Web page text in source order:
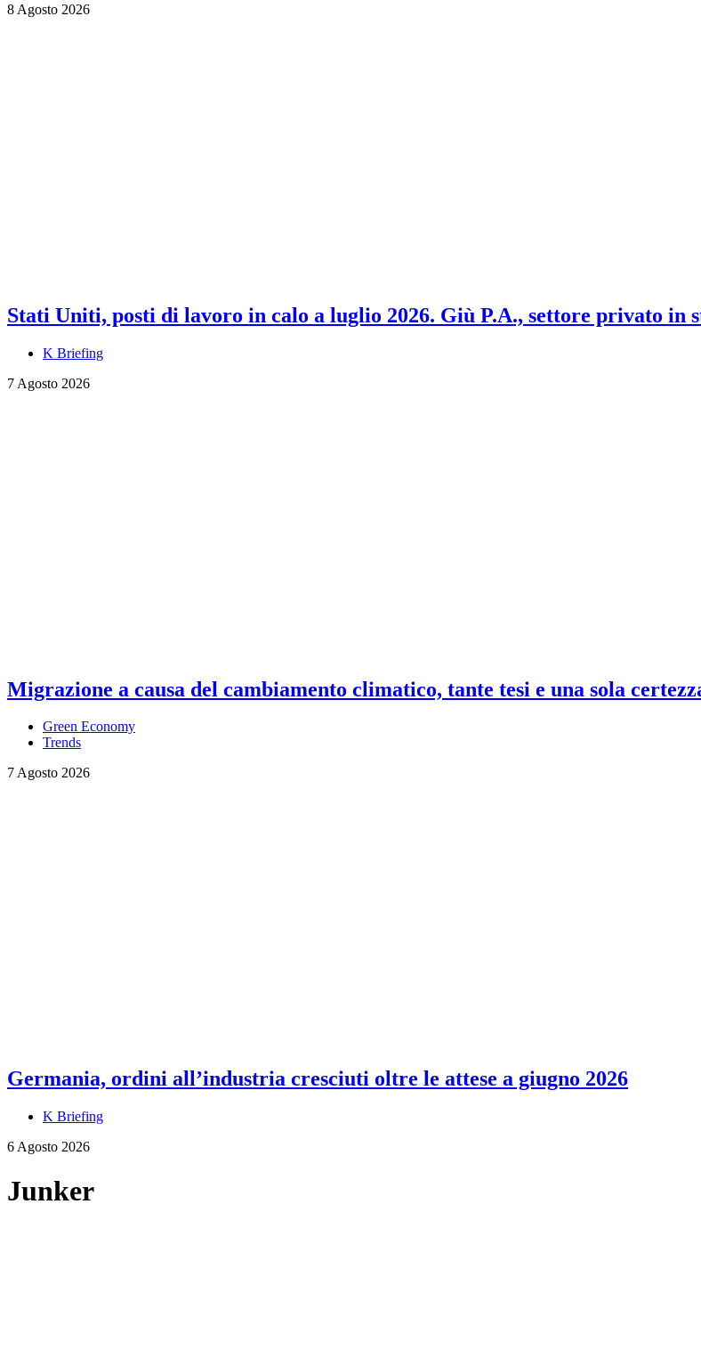
8 Agosto 2026
Stati Uniti, posti di lavoro in calo a luglio 2026. Giù P.A., settore privato in
K Briefing
7 Agosto 2026
Migrazione a causa del cambiamento climatico, tante tesi e una sola
Green Economy
Trends
7 Agosto 2026
Germania, ordini all’industria cresciuti oltre le attese a giugno 2026
K Briefing
6 Agosto 2026
Junker